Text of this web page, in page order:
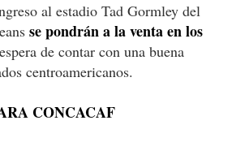
al estadio Tad Gormley del
se pondrán a la venta en los
de contar con una buena
centroamericanos.
CONCACAF